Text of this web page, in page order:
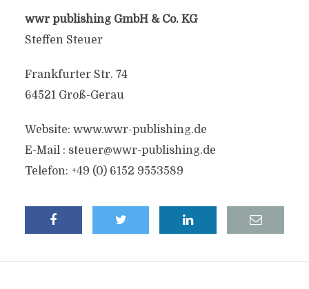
wwr publishing GmbH & Co. KG
Steffen Steuer
Frankfurter Str. 74
64521 Groß-Gerau
Website: www.wwr-publishing.de
E-Mail : steuer@wwr-publishing.de
Telefon: +49 (0) 6152 9553589